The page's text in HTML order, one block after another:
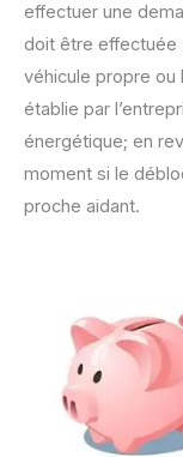
effectuer une
doit être effectuée
véhicule propre ou
établie par
énergétique; en
moment si le
proche aidant.